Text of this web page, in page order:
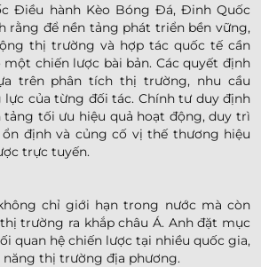
Điều hành Kèo Bóng Đá, Đinh Quốc
rằng để nền tảng phát triển bền vững,
thị trường và hợp tác quốc tế cần
chiến lược bài bản. Các quyết định
trên phân tích thị trường, nhu cầu
lực của từng đối tác. Chính tư duy định
tảng tối ưu hiệu quả hoạt động, duy trì
định và củng cố vị thế thương hiệu
trực tuyến.
chỉ giới hạn trong nước mà còn
trường ra khắp châu Á. Anh đặt mục
quan hệ chiến lược tại nhiều quốc gia,
thị trường địa phương.